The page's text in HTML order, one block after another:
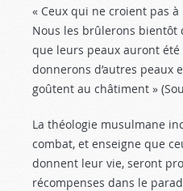
« Ceux qui ne croient pas à
Nous les brûlerons bientôt
que leurs peaux auront
donnerons d’autres peaux
goûtent au châtiment »
La théologie musulmane
combat, et enseigne que
donnent leur vie, seront
récompenses dans le